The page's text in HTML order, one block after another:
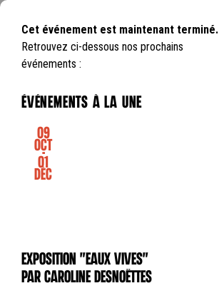
Cet événement est maintenant terminé.
Retrouvez ci-dessous nos prochains
événements :
événements à la une
EXPOSITION
09
Oct
-
01
Déc
Exposition "Eaux Vives"
par Caroline Desnoëttes
CONFÉRENCE
Lundi27
.
05de12:45à13:45
Tarif normal : 10€